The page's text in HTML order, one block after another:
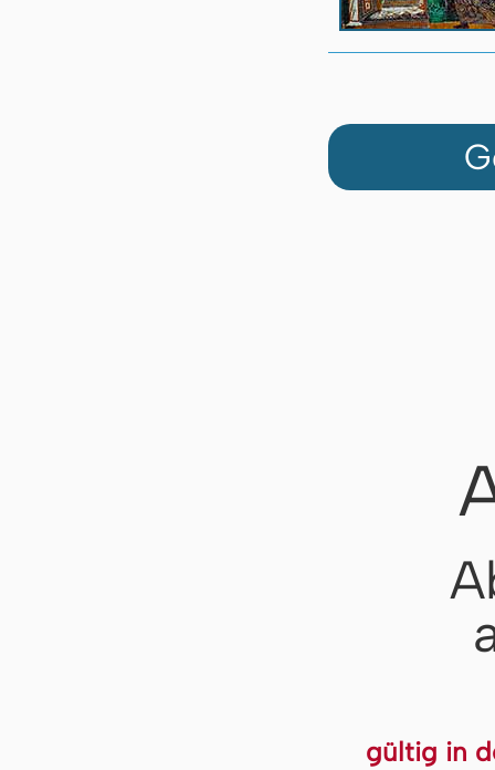
gültig in